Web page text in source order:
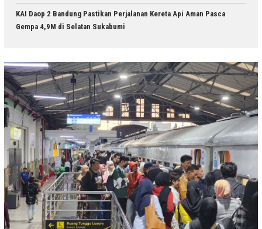
KAI Daop 2 Bandung Pastikan Perjalanan Kereta Api Aman Pasca
Gempa 4,9M di Selatan Sukabumi